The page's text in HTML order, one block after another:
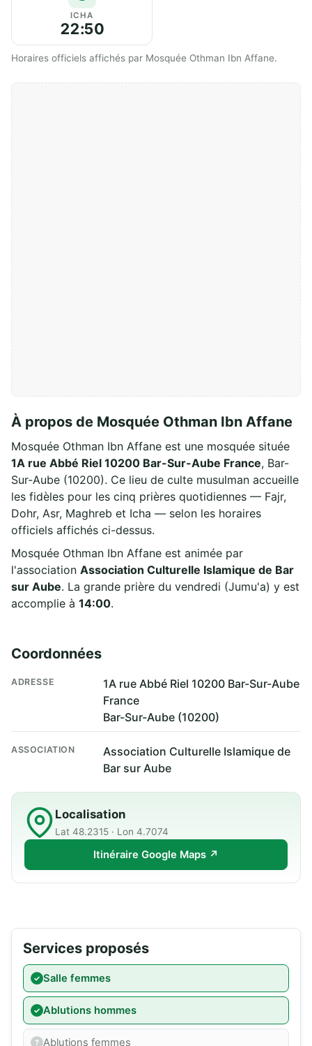
ICHA
22:50
Horaires officiels affichés par Mosquée Othman Ibn Affane.
À propos de Mosquée Othman Ibn Affane
Mosquée Othman Ibn Affane est une mosquée située
1A rue Abbé Riel 10200 Bar-Sur-Aube France, Bar-
Sur-Aube (10200). Ce lieu de culte musulman accueille
les fidèles pour les cinq prières quotidiennes — Fajr,
Dohr, Asr, Maghreb et Icha — selon les horaires
officiels affichés ci-dessus.
Mosquée Othman Ibn Affane est animée par
l'association Association Culturelle Islamique de Bar
sur Aube. La grande prière du vendredi (Jumu'a) y est
accomplie à 14:00.
Coordonnées
ADRESSE
1A rue Abbé Riel 10200 Bar-Sur-Aube
France
Bar-Sur-Aube (10200)
ASSOCIATION
Association Culturelle Islamique de
Bar sur Aube
Localisation
Lat 48.2315 · Lon 4.7074
Itinéraire Google Maps ↗
Services proposés
Salle femmes
Ablutions hommes
Ablutions femmes